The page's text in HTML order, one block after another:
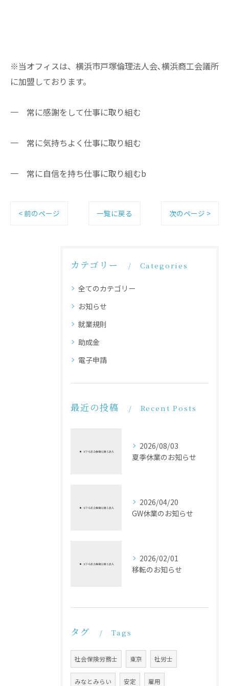
※当オフィスは、横浜市戸塚倫理法人会､横浜商工会議所
に加盟しております。
一 常に感謝をして仕事に取り組む
一 常に気持ちよく仕事に取り組む
一 常に自信を持ち仕事に取り組むb
< 前のページ 一覧に戻る 次のページ >
カテゴリー Categories
全てのカテゴリー
お知らせ
就業規則
助成金
電子申請
最近の投稿 Recent Posts
2026/08/03
夏季休業のお知らせ
2026/04/20
GW休業のお知らせ
2026/02/01
移転のお知らせ
タグ Tags
社会保険労務士 東京 社労士
みなとみらい 安定 雇用